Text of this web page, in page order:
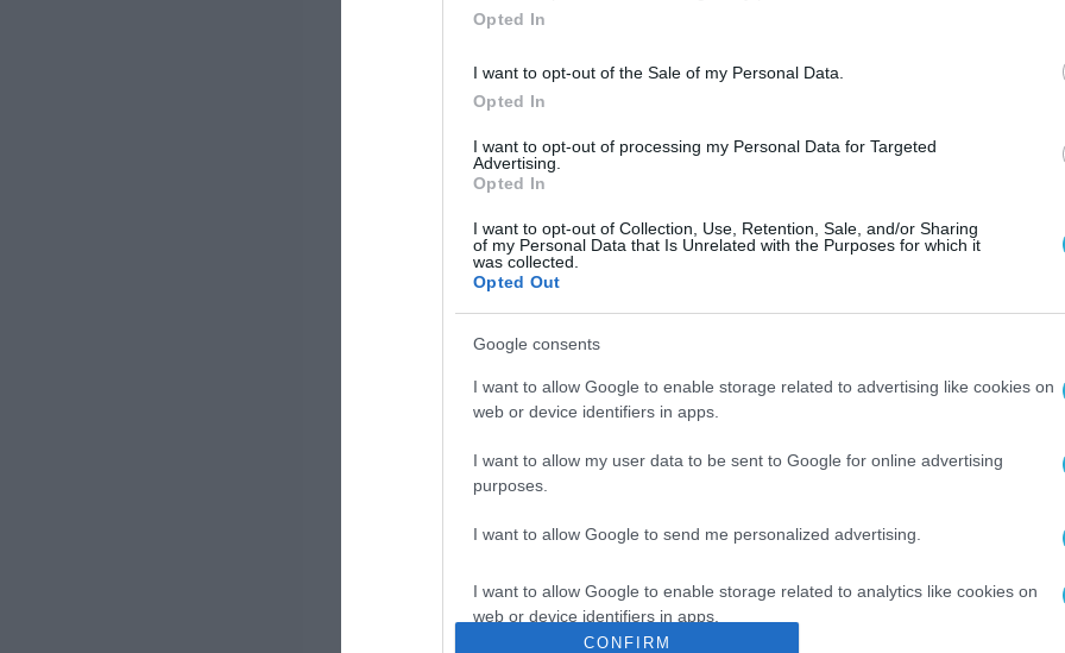
Opted In
I want to opt-out of the Sale of my Personal Data.
Opted In
I want to opt-out of processing my Personal Data for Targeted
Advertising.
Opted In
I want to opt-out of Collection, Use, Retention, Sale, and/or Sharing
of my Personal Data that Is Unrelated with the Purposes for which it
was collected.
Opted Out
Google consents
I want to allow Google to enable storage related to advertising like cookies on
web or device identifiers in apps.
I want to allow my user data to be sent to Google for online advertising
purposes.
I want to allow Google to send me personalized advertising.
I want to allow Google to enable storage related to analytics like cookies on
web or device identifiers in apps.
CONFIRM